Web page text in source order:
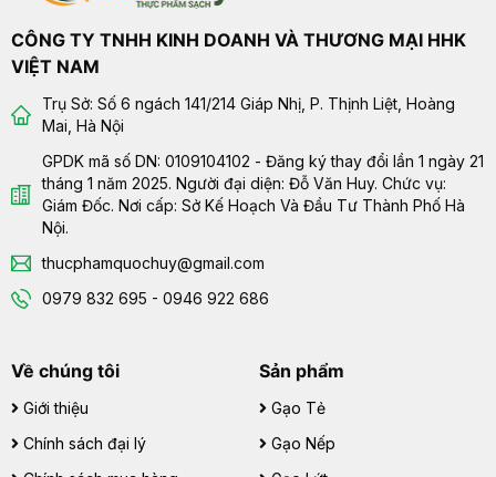
CÔNG TY TNHH KINH DOANH VÀ THƯƠNG MẠI HHK
VIỆT NAM
Trụ Sở: Số 6 ngách 141/214 Giáp Nhị, P. Thịnh Liệt, Hoàng
Mai, Hà Nội
GPDK mã số DN: 0109104102 - Đăng ký thay đổi lần 1 ngày 21
tháng 1 năm 2025. Người đại diện: Đỗ Văn Huy. Chức vụ:
Giám Đốc. Nơi cấp: Sở Kế Hoạch Và Đầu Tư Thành Phố Hà
Nội.
thucphamquochuy@gmail.com
0979 832 695 - 0946 922 686
Về chúng tôi
Giới thiệu
Chính sách đại lý
Sản phẩm
Gạo Tẻ
Gạo Nếp